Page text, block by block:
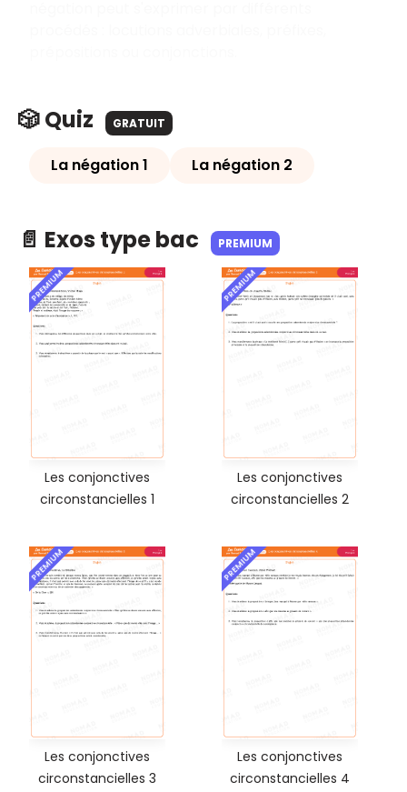
🎲 Quiz GRATUIT
La négation 1 La négation 2
📄 Exos type bac PREMIUM
PREMIUM
Les conjonctives
circonstancielles 1
PREMIUM
Les conjonctives
circonstancielles 2
PREMIUM
Les conjonctives
circonstancielles 3
PREMIUM
Les conjonctives
circonstancielles 4